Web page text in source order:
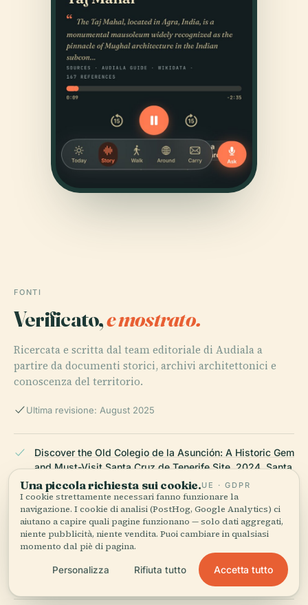
FONTI
Verificato,e mostrato.
Ricercata e scritta dal team editoriale di Audiala a
partire da documenti storici, archivi architettonici e
conoscenza del territorio.
Ultima revisione: August 2025
Discover the Old Colegio de la Asunción: A Historic Gem
and Must-Visit Santa Cruz de Tenerife Site, 2024, Santa
Cruz Tourism
Exploring the Old Colegio de la Asunción: Architectural
Marvel and Garden Oasis in Santa Cruz de Tenerife,
2024, Web Tenerife
Una piccola richiesta sui cookie.UE · GDPR
I cookie strettamente necessari fanno funzionare la
navigazione. I cookie di analisi (PostHog, Google Analytics) ci
aiutano a capire quali pagine funzionano — solo dati aggregati,
niente pubblicità, niente vendita. Puoi cambiare in qualsiasi
momento dal piè di pagina.
Personalizza Rifiuta tutto Accetta tutto